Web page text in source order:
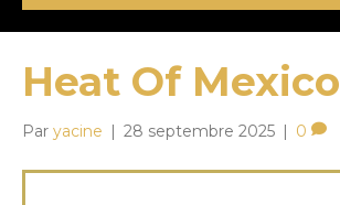
Heat Of Mexico
Par yacine | 28 septembre 2025 | 0